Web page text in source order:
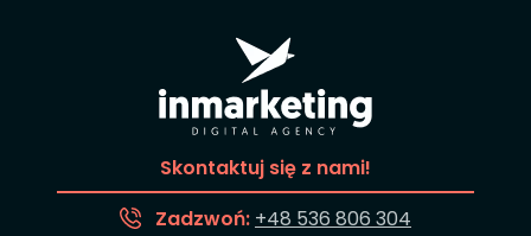
Skontaktuj się z nami!
Zadzwoń: +48 536 806 304